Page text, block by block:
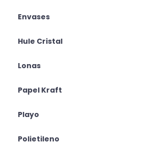
Envases
Hule Cristal
Lonas
Papel Kraft
Playo
Polietileno